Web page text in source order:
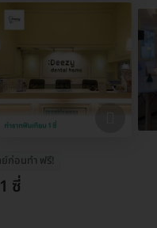
ก่อนทำ ฟรี!
ซี่